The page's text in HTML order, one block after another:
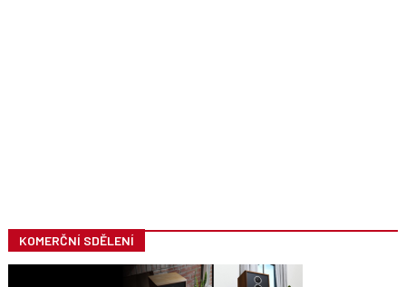
KOMERČNÍ SDĚLENÍ